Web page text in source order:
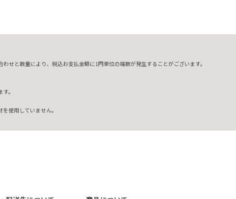
せと数量により、税込お支払金額に1円単位の端数が発生することがございます。
。
使用していません。